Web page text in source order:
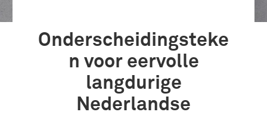
Onderscheidingsteke
n voor eervolle
langdurige
Nederlandse